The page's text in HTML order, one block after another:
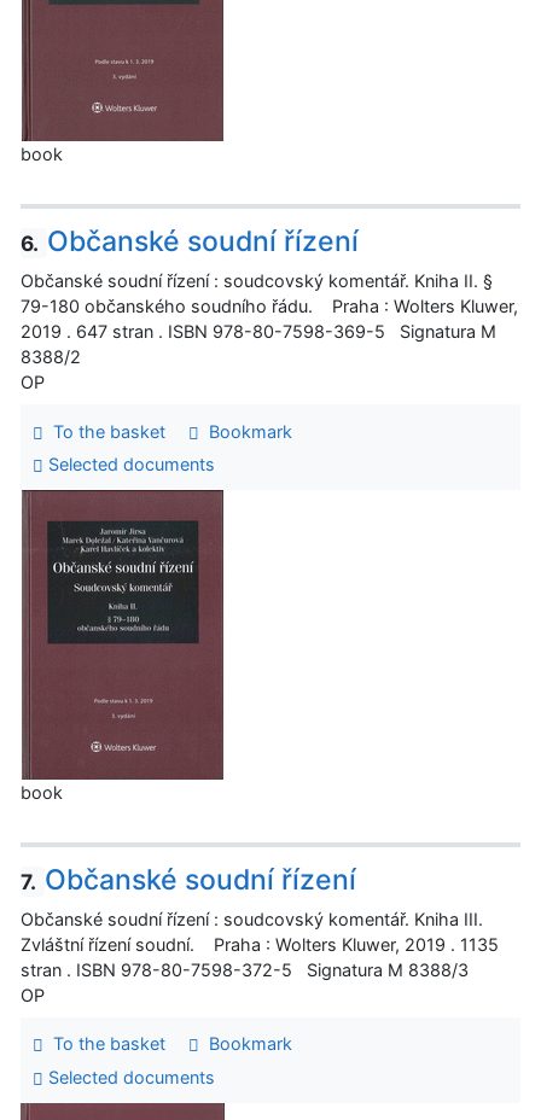
book
6. Občanské soudní řízení
Občanské soudní řízení : soudcovský komentář. Kniha II. §
79-180 občanského soudního řádu. Praha : Wolters Kluwer,
2019 . 647 stran . ISBN 978-80-7598-369-5 Signatura M
8388/2
OP
To the basket
Bookmark
Selected documents
book
7. Občanské soudní řízení
Občanské soudní řízení : soudcovský komentář. Kniha III.
Zvláštní řízení soudní. Praha : Wolters Kluwer, 2019 . 1135
stran . ISBN 978-80-7598-372-5 Signatura M 8388/3
OP
To the basket
Bookmark
Selected documents